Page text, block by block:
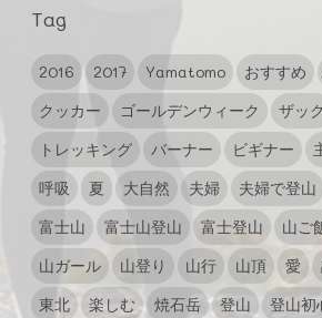
Tag
2016 2017 Yamatomo おすすめ
クッカー
ゴールデンウィーク ザック
トレッキング
バーナー ビギナー
呼吸
夏 大自然 夫婦 夫婦で登山
富士山
富士山登山 富士登山 山ご
山ガール
山登り 山行 山頂 愛
東北
楽しむ 焼石岳 登山 登山初